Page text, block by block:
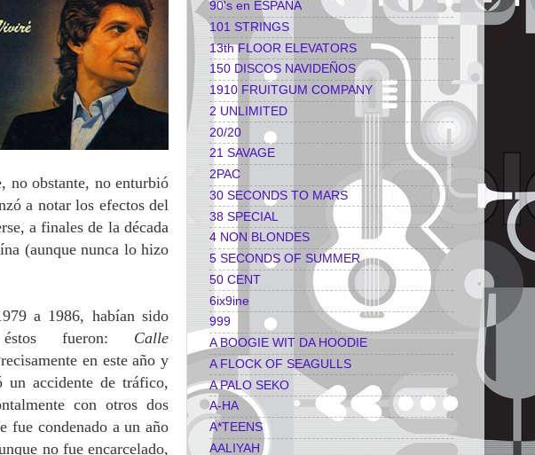
no obstante, no enturbió
a notar los efectos del
a finales de la década
(aunque nunca lo hizo
a 1986, habían sido
fueron: Calle
en este año y
un accidente de tráfico,
con otros dos
fue condenado a un año
no fue encarcelado,
90's en ESPAÑA
101 STRINGS
13th FLOOR ELEVATORS
150 DISCOS NAVIDEÑOS
1910 FRUITGUM COMPANY
2 UNLIMITED
20/20
21 SAVAGE
2PAC
30 SECONDS TO MARS
38 SPECIAL
4 NON BLONDES
5 SECONDS OF SUMMER
50 CENT
6ix9ine
999
A BOOGIE WIT DA HOODIE
A FLOCK OF SEAGULLS
A PALO SEKO
A-HA
A*TEENS
AALIYAH